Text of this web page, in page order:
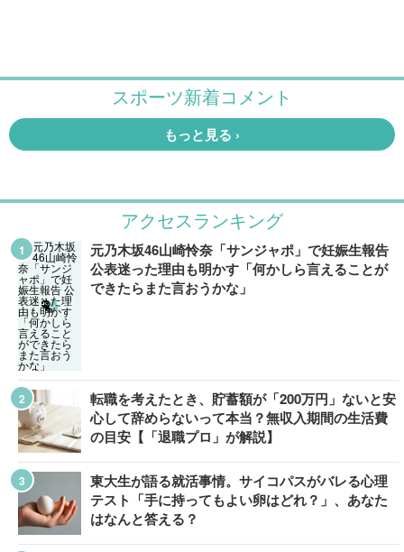
アクセスランキング
元乃木坂46山崎怜奈「サンジャポ」で妊娠生報告
公表迷った理由も明かす「何かしら言えることが
できたらまた言おうかな」
転職を考えたとき、貯蓄額が「200万円」ないと安
心して辞めらないって本当？無収入期間の生活費
の目安【「退職プロ」が解説】
東大生が語る就活事情。サイコパスがバレる心理
テスト「手に持ってもよい卵はどれ？」、あなた
はなんと答える？